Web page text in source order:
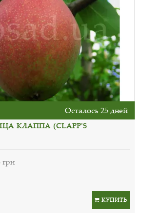
Осталось 25 дней
КЛАППА (CLAPP'S
грн
КУПИТЬ